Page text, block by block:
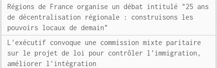
Régions de France organise un débat intitulé "25 ans
de décentralisation régionale : construisons les
pouvoirs locaux de demain"
L'exécutif convoque une commission mixte paritaire
sur le projet de loi pour contrôler l'immigration,
améliorer l'intégration